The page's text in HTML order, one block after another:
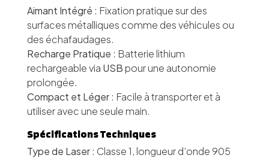
Aimant Intégré : Fixation pratique sur des
surfaces métalliques comme des véhicules ou
des échafaudages.
Recharge Pratique : Batterie lithium
rechargeable via USB pour une autonomie
prolongée.
Compact et Léger : Facile à transporter et à
utiliser avec une seule main.
Spécifications Techniques
Type de Laser : Classe 1, longueur d’onde 905